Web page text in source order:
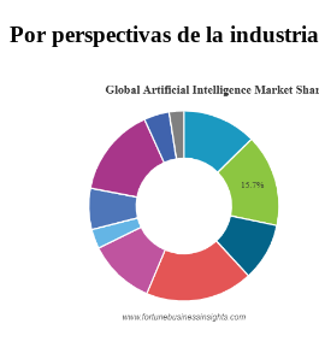
Por perspectivas de la industria